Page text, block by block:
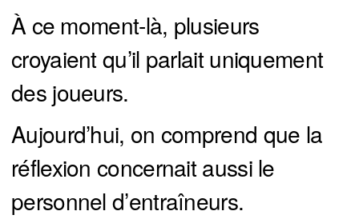
À ce moment-là, plusieurs
croyaient qu’il parlait uniquement
des joueurs.
Aujourd’hui, on comprend que la
réflexion concernait aussi le
personnel d’entraîneurs.